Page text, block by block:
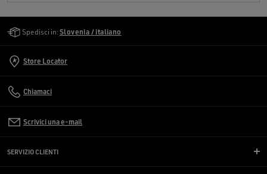
Spedisci in: Slovenia / italiano
Store Locator
Chiamaci
Scrivici una e-mail
SERVIZIO CLIENTI